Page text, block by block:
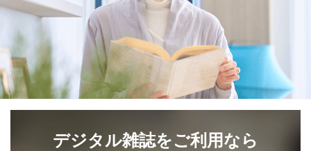
等をご利用の方の
個人情報
サービス、キャンペーン等の広告
に関するご案内のため
7
SNS公式アカウン
トに登録された方
の個人情報
当社のサービス利用状況の把握お
よびその分析のため
お問い合わせ対応、トラブル対
処、オペレーター教育など応対品
質向上のため
その他当社のプライバシーポリシ
ー等にて公表する利用目的達成の
※上記の利用目的のうちNo.1～5については保有個人デ
デジタル雑誌をご利用なら